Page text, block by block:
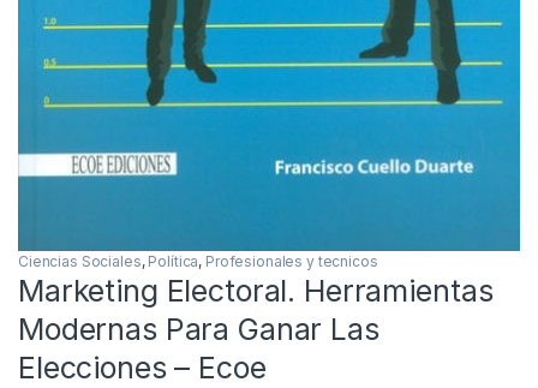
Ciencias Sociales, Política, Profesionales y tecnicos
Marketing Electoral. Herramientas
Modernas Para Ganar Las
Elecciones – Ecoe